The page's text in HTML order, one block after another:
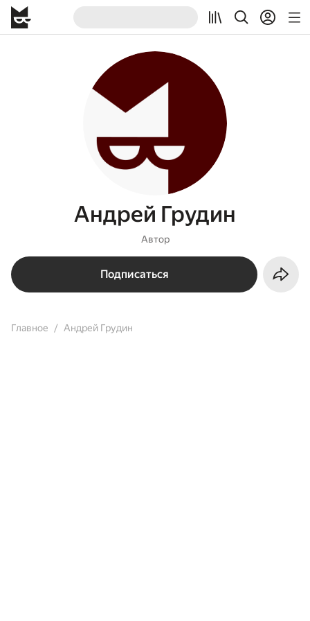
Андрей Грудин
Автор
Подписаться
Главное Андрей Грудин